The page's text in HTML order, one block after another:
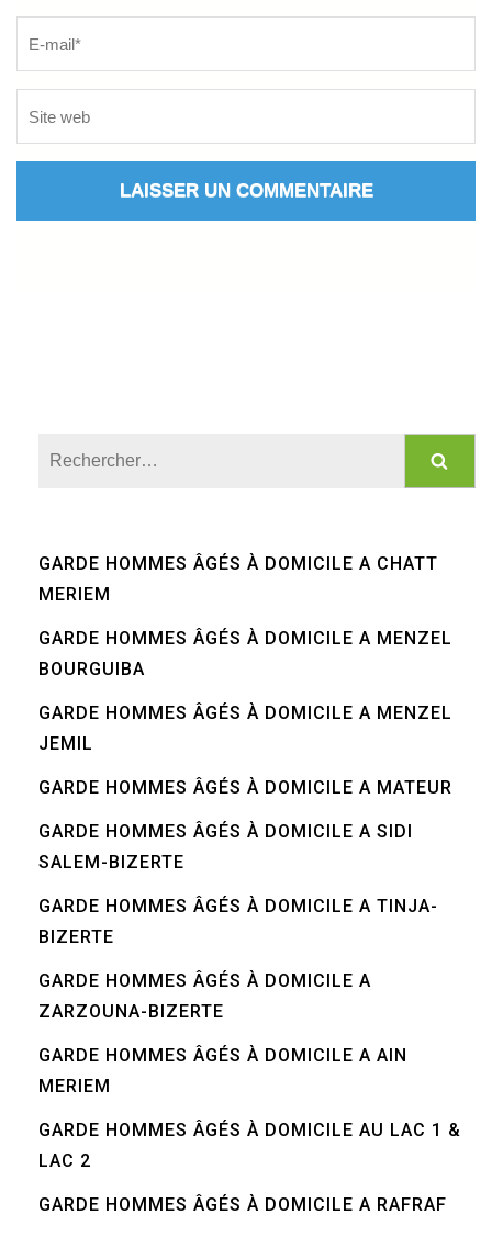
GARDE HOMMES ÂGÉS À DOMICILE A CHATT
MERIEM
GARDE HOMMES ÂGÉS À DOMICILE A MENZEL
BOURGUIBA
GARDE HOMMES ÂGÉS À DOMICILE A MENZEL
JEMIL
GARDE HOMMES ÂGÉS À DOMICILE A MATEUR
GARDE HOMMES ÂGÉS À DOMICILE A SIDI
SALEM-BIZERTE
GARDE HOMMES ÂGÉS À DOMICILE A TINJA-
BIZERTE
GARDE HOMMES ÂGÉS À DOMICILE A
ZARZOUNA-BIZERTE
GARDE HOMMES ÂGÉS À DOMICILE A AIN
MERIEM
GARDE HOMMES ÂGÉS À DOMICILE AU LAC 1 &
LAC 2
GARDE HOMMES ÂGÉS À DOMICILE A RAFRAF